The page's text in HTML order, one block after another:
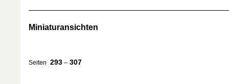
Miniaturansichten
Seiten 293 – 307